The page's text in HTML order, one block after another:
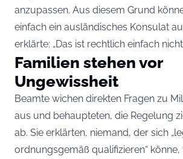
anzupassen. Aus diesem Grund
einfach ein ausländisches Konsulat
erklärte: „Das ist rechtlich einfach
Familien stehen vor
Ungewissheit
Beamte wichen direkten Fragen zu
aus und behaupteten, die Regelung
ab. Sie erklärten, niemand, der sich
ordnungsgemäß qualifizieren“